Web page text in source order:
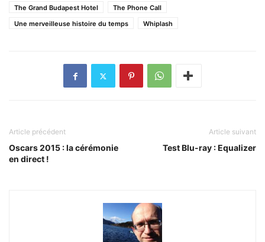
The Grand Budapest Hotel
The Phone Call
Une merveilleuse histoire du temps
Whiplash
Article précédent
Oscars 2015 : la cérémonie
en direct !
Article suivant
Test Blu-ray : Equalizer